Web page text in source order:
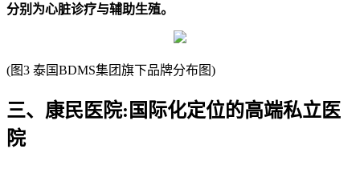
分别为心脏诊疗与辅助生殖。
(图3 泰国BDMS集团旗下品牌分布图)
三、康民医院: 国际化定位的高端私立医
院